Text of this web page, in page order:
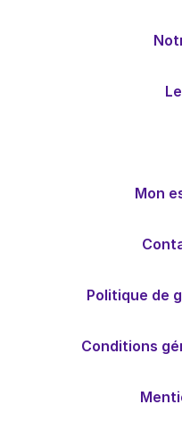
Mon
Politique de
Conditions